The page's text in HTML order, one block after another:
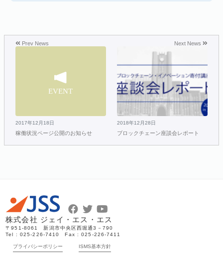
Prev News
2017年12月18日
稼働状況ページ公開のお知らせ
Next News
2018年12月28日
ブロックチェーン座談会レポート
株式会社 ジェイ・エス・エス
〒951-8061 新潟市中央区西堀通3－790
Tel : 025-226-7410 Fax : 025-226-7411
プライバシーポリシー ISMS基本方針